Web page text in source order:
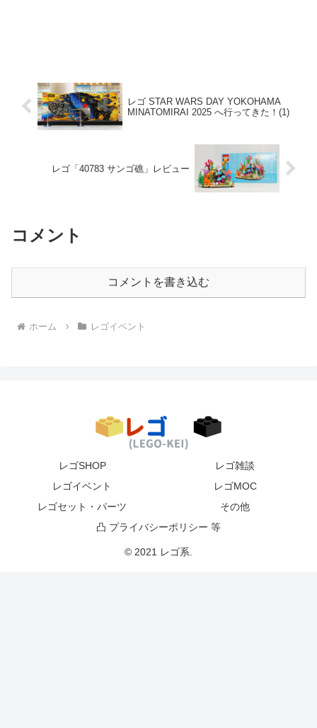
レゴ STAR WARS DAY YOKOHAMA
MINATOMIRAI 2025 へ行ってきた！(1)
レゴ「40783 サンゴ礁」レビュー
コメント
コメントを書き込む
ホーム レゴイベント
レゴSHOP
レゴ雑談
レゴイベント
レゴMOC
レゴセット・パーツ
その他
凸 プライバシーポリシー 等
© 2021 レゴ系.